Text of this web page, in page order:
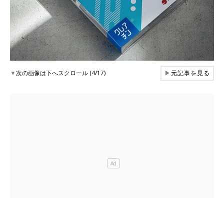
▼次の画像は下へスクロール (4/17) ▶元記事を見る